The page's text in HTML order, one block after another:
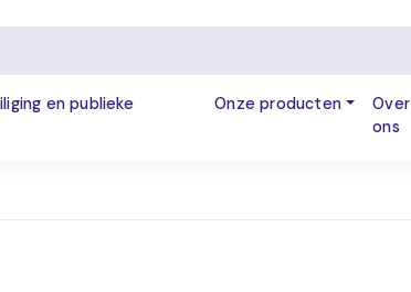
en publieke Onze producten
Over
ons